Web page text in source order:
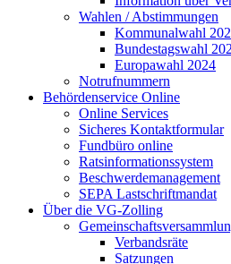
Wahlen / Abstimmungen
Kommunalwahl
Bundestagswahl
Europawahl 2024
Notrufnummern
Behördenservice Online
Online Services
Sicheres Kontaktformular
Fundbüro online
Ratsinformationssystem
Beschwerdemanagement
SEPA Lastschriftmandat
Über die VG-Zolling
Verbandsräte
Satzungen